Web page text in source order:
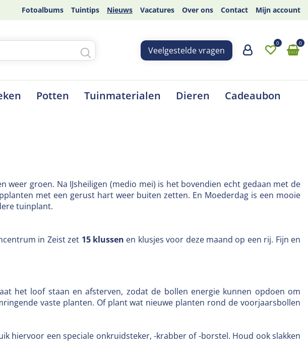
Fotoalbums Tuintips Nieuws Vacatures Over ons Contact Mijn account
Veelgestelde vragen
Potten Tuinmaterialen Dieren Cadeaubon
groen. Na IJsheiligen (medio mei) is het bovendien echt gedaan met de
met een gerust hart weer buiten zetten. En Moederdag is een mooie
tuinplant.
in Zeist zet 15 klussen en klusjes voor deze maand op een rij. Fijn en
het loof staan en afsterven, zodat de bollen energie kunnen opdoen om
vaste planten. Of plant wat nieuwe planten rond de voorjaarsbollen
hiervoor een speciale onkruidsteker, -krabber of -borstel. Houd ook slakken